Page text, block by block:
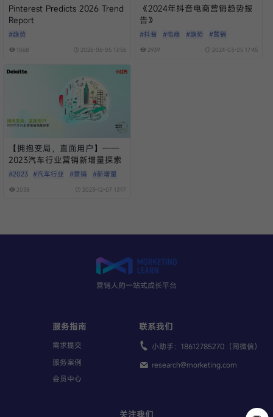
Pinterest Predicts 2026 Trend
Report
#趋势
1068 2026-06-05 13:56
《2024年抖音电商营销趋势报
告》
#抖音 #电商 #趋势 #营销
2939 2024-03-05 17:45
【拥抱变局，直面用户】——
2023汽车行业营销新增量探索
#2023 #汽车行业 #营销 #新增量
2038 2023-12-07 13:17
营销人的一站式成长平台
服务指南
需求提交
服务案例
会员中心
联系我们
小助手：18612785270（同微信）
research@morketing.com
关注我们